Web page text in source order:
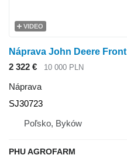
VIDEO
2 322 € 10 000 PLN
Náprava
SJ30723
Poľsko, Byków
PHU AGROFARM